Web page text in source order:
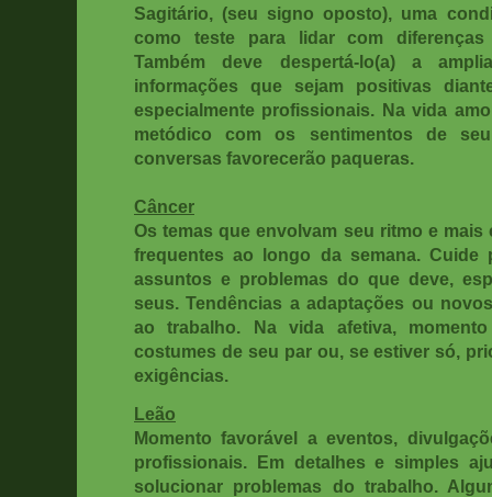
Sagitário, (seu signo oposto), uma
como teste para lidar com diferenças
Também deve despertá-lo(a) a
informações que sejam positivas
especialmente profissionais. Na vida
metódico com os sentimentos de
conversas favorecerão paqueras.
Câncer
Os temas que envolvam seu ritmo e
frequentes ao longo da semana.
assuntos e problemas do que deve,
seus. Tendências a adaptações ou
ao trabalho. Na vida afetiva,
costumes de seu par ou, se estiver só,
exigências.
Leão
Momento favorável a eventos,
profissionais. Em detalhes e simples
solucionar problemas do trabalho.